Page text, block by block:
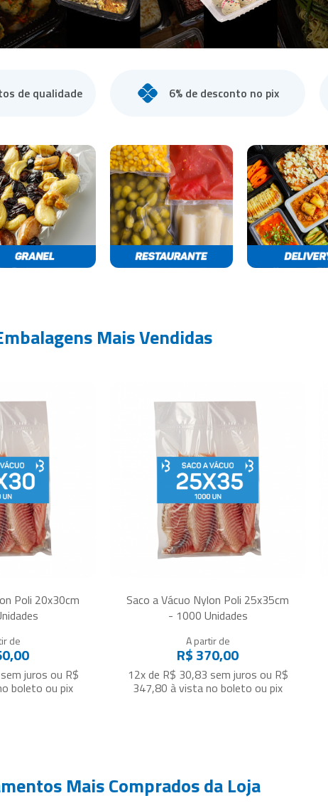
de Câmara
de qualidade 6% de desconto no pix
Mais Vendidas
Poli 20x30cm
de
sem juros ou R$
boleto ou pix
Saco a Vácuo Nylon Poli 25x35cm
- 1000 Unidades
A partir de
R$ 370,00
12x de R$ 30,83 sem juros ou R$
347,80 à vista no boleto ou pix
Mais Comprados da Loja